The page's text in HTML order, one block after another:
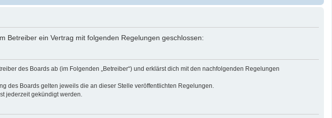
Betreiber ein Vertrag mit folgenden Regelungen geschlossen:
des Boards ab (im Folgenden „Betreiber“) und erklärst dich mit den nachfolgenden Regelungen
des Boards gelten jeweils die an dieser Stelle veröffentlichten Regelungen.
jederzeit gekündigt werden.